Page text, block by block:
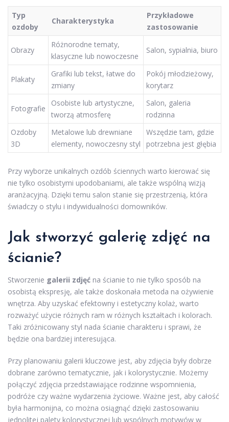
Typ
ozdoby
Charakterystyka
Przykładowe
zastosowanie
Obrazy
Różnorodne tematy,
klasyczne lub nowoczesne
Salon, sypialnia, biuro
Plakaty
Grafiki lub tekst, łatwe do
zmiany
Pokój młodzieżowy,
korytarz
Fotografie
Osobiste lub artystyczne,
tworzą atmosferę
Salon, galeria
rodzinna
Ozdoby
3D
Metalowe lub drewniane
elementy, nowoczesny styl
Wszędzie tam, gdzie
potrzebna jest głębia
Przy wyborze unikalnych ozdób ściennych warto kierować się
nie tylko osobistymi upodobaniami, ale także wspólną wizją
aranżacyjną. Dzięki temu salon stanie się przestrzenią, która
świadczy o stylu i indywidualności domowników.
Jak stworzyć galerię zdjęć na
ścianie?
Stworzenie galerii zdjęć na ścianie to nie tylko sposób na
osobistą ekspresję, ale także doskonała metoda na ożywienie
wnętrza. Aby uzyskać efektowny i estetyczny kolaż, warto
rozważyć użycie różnych ram w różnych kształtach i kolorach.
Taki zróżnicowany styl nada ścianie charakteru i sprawi, że
będzie ona bardziej interesująca.
Przy planowaniu galerii kluczowe jest, aby zdjęcia były dobrze
dobrane zarówno tematycznie, jak i kolorystycznie. Możemy
połączyć zdjęcia przedstawiające rodzinne wspomnienia,
podróże czy ważne wydarzenia życiowe. Ważne jest, aby całość
była harmonijna, co można osiągnąć dzięki zastosowaniu
jednolitej palety kolorystycznej lub wspólnych motywów w